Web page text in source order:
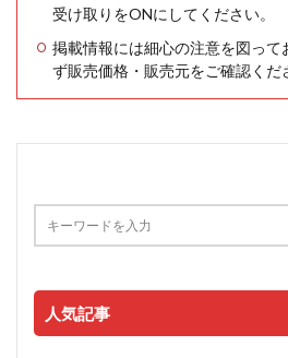
受け取りをONにしてください。
掲載情報には細心の注意を図っ
ず販売価格・販売元をご確認くだ
人気記事